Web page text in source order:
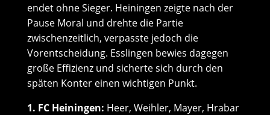
endet ohne Sieger. Heiningen zeigte nach der
Pause Moral und drehte die Partie
zwischenzeitlich, verpasste jedoch die
Vorentscheidung. Esslingen bewies dagegen
große Effizienz und sicherte sich durch den
späten Konter einen wichtigen Punkt.
1. FC Heiningen: Heer, Weihler, Mayer, Hrabar